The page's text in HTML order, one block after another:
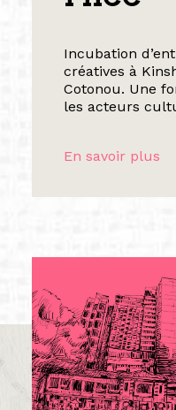
Incubation
créatives à
Cotonou. Une
les acteurs
En savoir plus